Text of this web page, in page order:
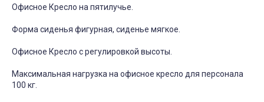
Офисное Кресло на пятилучье.
Форма сиденья фигурная, сиденье мягкое.
Офисное Кресло с регулировкой высоты.
Максимальная нагрузка на офисное кресло для персонала
100 кг.